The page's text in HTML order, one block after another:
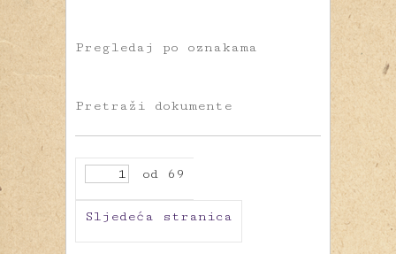
Pregledaj po oznakama
Pretraži dokumente
od 69
Sljedeća stranica